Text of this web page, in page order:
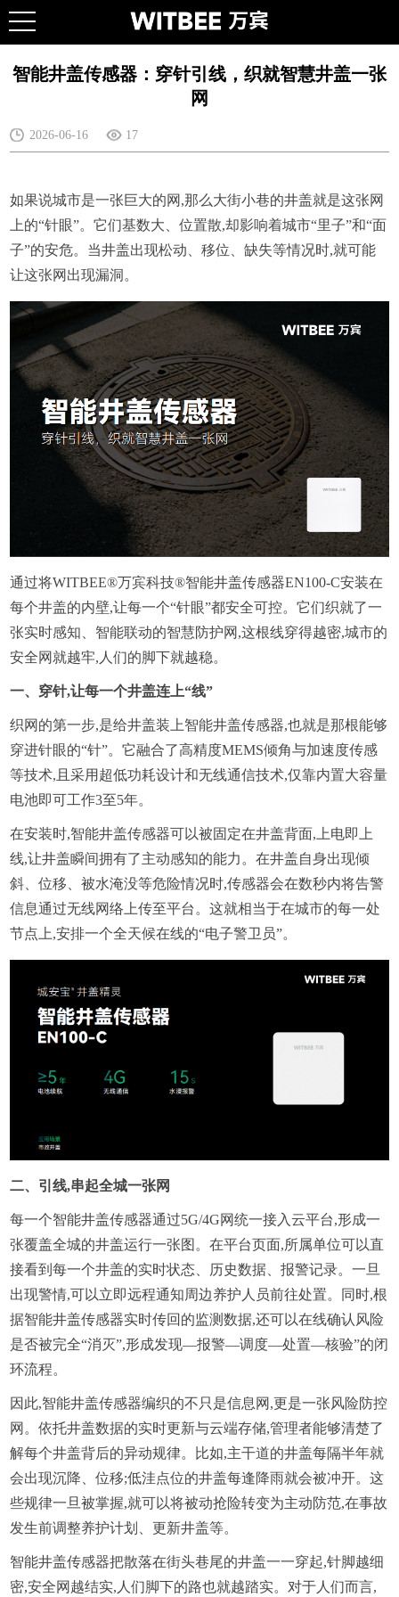
智能井盖传感器：穿针引线，织就智慧井盖一张
网
2026-06-16 17
如果说城市是一张巨大的网,那么大街小巷的井盖就是这张网
上的“针眼”。它们基数大、位置散,却影响着城市“里子”和“面
子”的安危。当井盖出现松动、移位、缺失等情况时,就可能
让这张网出现漏洞。
通过将WITBEE®万宾科技®智能井盖传感器EN100-C安装在
每个井盖的内壁,让每一个“针眼”都安全可控。它们织就了一
张实时感知、智能联动的智慧防护网,这根线穿得越密,城市的
安全网就越牢,人们的脚下就越稳。
一、穿针,让每一个井盖连上“线”
织网的第一步,是给井盖装上智能井盖传感器,也就是那根能够
穿进针眼的“针”。它融合了高精度MEMS倾角与加速度传感
等技术,且采用超低功耗设计和无线通信技术,仅靠内置大容量
电池即可工作3至5年。
在安装时,智能井盖传感器可以被固定在井盖背面,上电即上
线,让井盖瞬间拥有了主动感知的能力。在井盖自身出现倾
斜、位移、被水淹没等危险情况时,传感器会在数秒内将告警
信息通过无线网络上传至平台。这就相当于在城市的每一处
节点上,安排一个全天候在线的“电子警卫员”。
二、引线,串起全城一张网
每一个智能井盖传感器通过5G/4G网统一接入云平台,形成一
张覆盖全城的井盖运行一张图。在平台页面,所属单位可以直
接看到每一个井盖的实时状态、历史数据、报警记录。一旦
出现警情,可以立即远程通知周边养护人员前往处置。同时,根
据智能井盖传感器实时传回的监测数据,还可以在线确认风险
是否被完全“消灭”,形成发现—报警—调度—处置—核验”的闭
环流程。
因此,智能井盖传感器编织的不只是信息网,更是一张风险防控
网。依托井盖数据的实时更新与云端存储,管理者能够清楚了
解每个井盖背后的异动规律。比如,主干道的井盖每隔半年就
会出现沉降、位移;低洼点位的井盖每逢降雨就会被冲开。这
些规律一旦被掌握,就可以将被动抢险转变为主动防范,在事故
发生前调整养护计划、更新井盖等。
智能井盖传感器把散落在街头巷尾的井盖一一穿起,针脚越细
密,安全网越结实,人们脚下的路也就越踏实。对于人们而言,